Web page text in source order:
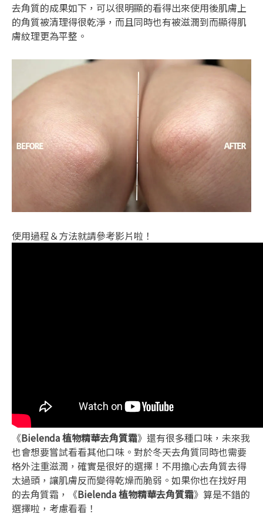
去角質的成果如下，可以很明顯的看得出來使用後肌膚上
的角質被清理得很乾淨，而且同時也有被滋潤到而顯得肌
膚紋理更為平整。
使用過程＆方法就請參考影片啦！
《Bielenda 植物精華去角質霜》還有很多種口味，未來我
也會想要嘗試看看其他口味。對於冬天去角質同時也需要
格外注重滋潤，確實是很好的選擇！不用擔心去角質去得
太過頭，讓肌膚反而變得乾燥而脆弱。如果你也在找好用
的去角質霜，《Bielenda 植物精華去角質霜》算是不錯的
選擇啦，考慮看看！